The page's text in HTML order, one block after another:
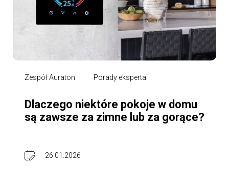
Zespół Auraton Porady eksperta
Dlaczego niektóre pokoje w domu
są zawsze za zimne lub za gorące?
26.01.2026